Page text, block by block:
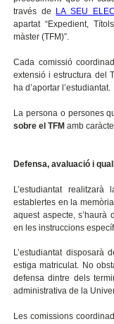
través de LA SEU
apartat “Expedient,
màster (TFM)”.
Cada comissió
extensió i estructura del
ha d’aportar l’estudiantat.
La persona o persones
sobre el TFM amb
Defensa, avaluació i
L’estudiantat
establertes en la
aquest aspecte, s’haurà
en les instruccions
L’estudiantat disposarà
estiga matriculat. No
defensa dintre dels
administrativa de la
Les comissions